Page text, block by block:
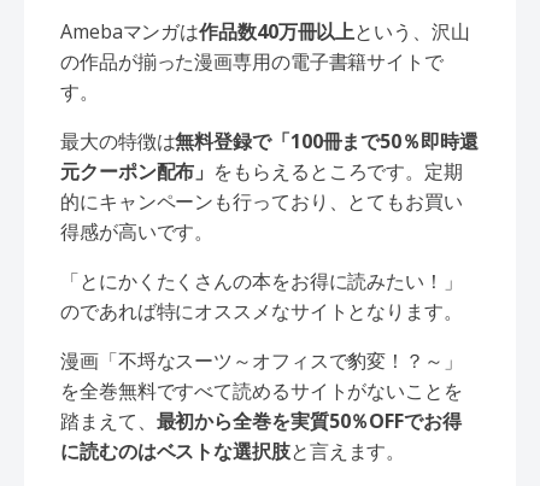
Amebaマンガは作品数40万冊以上という、沢山
の作品が揃った漫画専用の電子書籍サイトで
す。
最大の特徴は無料登録で「100冊まで50％即時還
元クーポン配布」 をもらえるところです。定期
的にキャンペーンも行っており、とてもお買い
得感が高いです。
「とにかくたくさんの本をお得に読みたい！」
のであれば特にオススメなサイトとなります。
漫画「不埒なスーツ～オフィスで豹変！？～」
を全巻無料ですべて読めるサイトがないことを
踏まえて、 最初から全巻を実質50％OFFでお得
に読むのはベストな選択肢と言えます。